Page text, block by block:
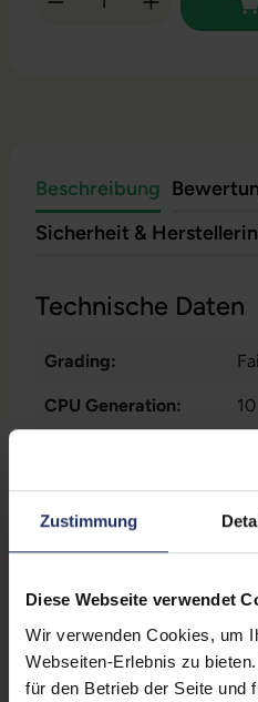
Zustimmung
Diese Webseite verwendet
Wir verwenden Cookies, um
Webseiten-Erlebnis zu
für den Betrieb der Seite und
Beschreibung
Sicherheit &
Technische Daten
Grading:
CPU Generation: 10
Prozessorkerne: 2
Tastaturbeleuchtung: Ja
Schnittstellen: